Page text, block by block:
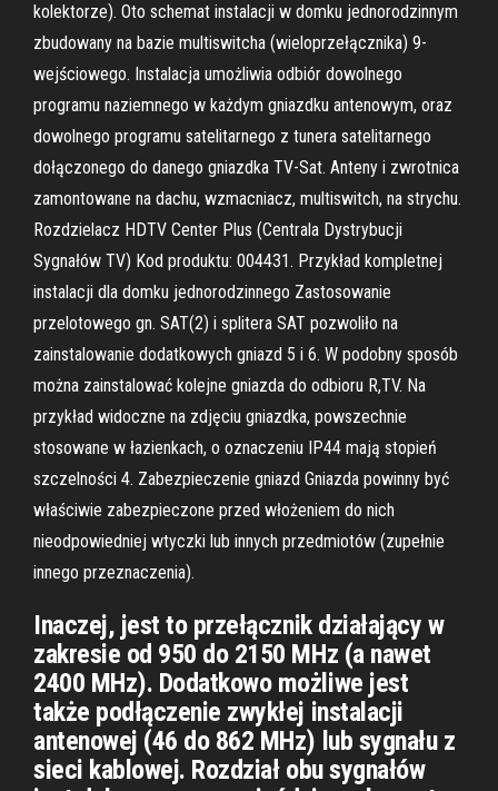
kolektorze). Oto schemat instalacji w domku jednorodzinnym
zbudowany na bazie multiswitcha (wieloprzełącznika) 9-
wejściowego. Instalacja umożliwia odbiór dowolnego
programu naziemnego w każdym gniazdku antenowym, oraz
dowolnego programu satelitarnego z tunera satelitarnego
dołączonego do danego gniazdka TV-Sat. Anteny i zwrotnica
zamontowane na dachu, wzmacniacz, multiswitch, na strychu.
Rozdzielacz HDTV Center Plus (Centrala Dystrybucji
Sygnałów TV) Kod produktu: 004431. Przykład kompletnej
instalacji dla domku jednorodzinnego Zastosowanie
przelotowego gn. SAT(2) i splitera SAT pozwoliło na
zainstalowanie dodatkowych gniazd 5 i 6. W podobny sposób
można zainstalować kolejne gniazda do odbioru R,TV. Na
przykład widoczne na zdjęciu gniazdka, powszechnie
stosowane w łazienkach, o oznaczeniu IP44 mają stopień
szczelności 4. Zabezpieczenie gniazd Gniazda powinny być
właściwie zabezpieczone przed włożeniem do nich
nieodpowiedniej wtyczki lub innych przedmiotów (zupełnie
innego przeznaczenia).
Inaczej, jest to przełącznik działający w
zakresie od 950 do 2150 MHz (a nawet
2400 MHz). Dodatkowo możliwe jest
także podłączenie zwykłej instalacji
antenowej (46 do 862 MHz) lub sygnału z
sieci kablowej. Rozdział obu sygnałów